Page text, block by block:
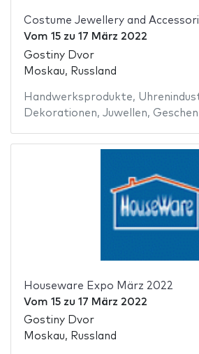
Costume Jewellery and
Vom 15zu 17 März 2022
Gostiny Dvor
Moskau, Russland
Handwerksprodukte,
Dekorationen, Juwellen,
Houseware Expo März 2022
Vom 15zu 17 März 2022
Gostiny Dvor
Moskau, Russland